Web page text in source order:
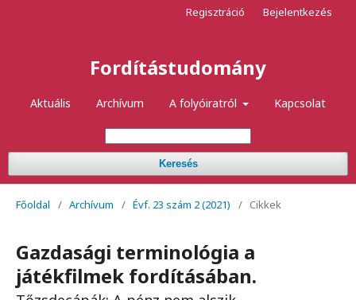
Fordítástudomány
Aktuális Archívum A folyóiratról Kapcsolat
Keresés
Regisztráció Bejelentkezés
Főoldal / Archívum / Évf. 23 szám 2 (2021) / Cikkek
Gazdasági terminológia a
játékfilmek fordításában.